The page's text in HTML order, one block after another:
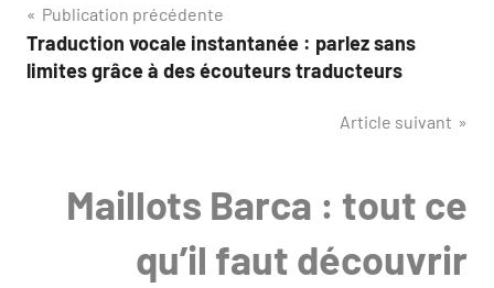
Navigation
de
Publication précédente
Traduction vocale instantanée : parlez sans
limites grâce à des écouteurs traducteurs
Article suivant
Maillots Barca : tout ce
qu’il faut découvrir